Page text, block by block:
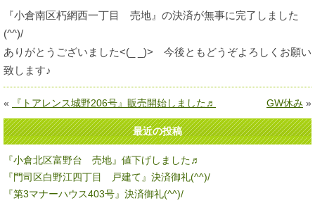
『小倉南区朽網西一丁目 売地』の決済が無事に完了しました
(^^)/
ありがとうございました<(_ _)> 今後ともどうぞよろしくお願い
致します♪
« 『トアレンス城野206号』販売開始しました♬ GW休み »
最近の投稿
『小倉北区富野台 売地』値下げしました♬
『門司区白野江四丁目 戸建て』決済御礼(^^)/
『第3マナーハウス403号』決済御礼(^^)/